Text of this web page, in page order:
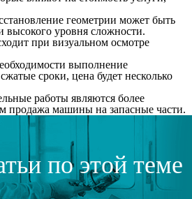
геометрии может быть
высокого уровня сложности.
при визуальном осмотре
выполнение
сроки, цена будет несколько
работы являются более
продажа машины на запасные части.
по этой теме